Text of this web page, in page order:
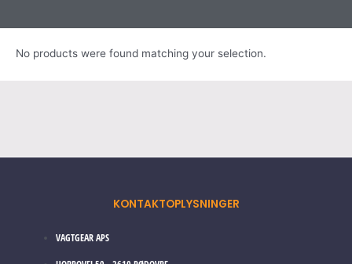
No products were found matching your selection.
KONTAKTOPLYSNINGER
VAGTGEAR APS